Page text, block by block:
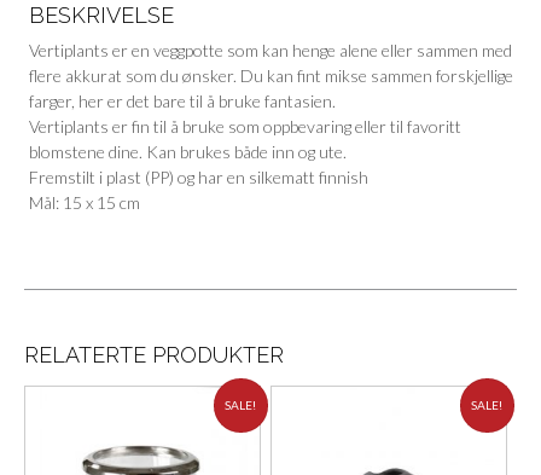
BESKRIVELSE
Vertiplants er en veggpotte som kan henge alene eller sammen med
flere akkurat som du ønsker. Du kan fint mikse sammen forskjellige
farger, her er det bare til å bruke fantasien.
Vertiplants er fin til å bruke som oppbevaring eller til favoritt
blomstene dine. Kan brukes både inn og ute.
Fremstilt i plast (PP) og har en silkematt finnish
Mål: 15 x 15 cm
RELATERTE PRODUKTER
SALE! SALE!